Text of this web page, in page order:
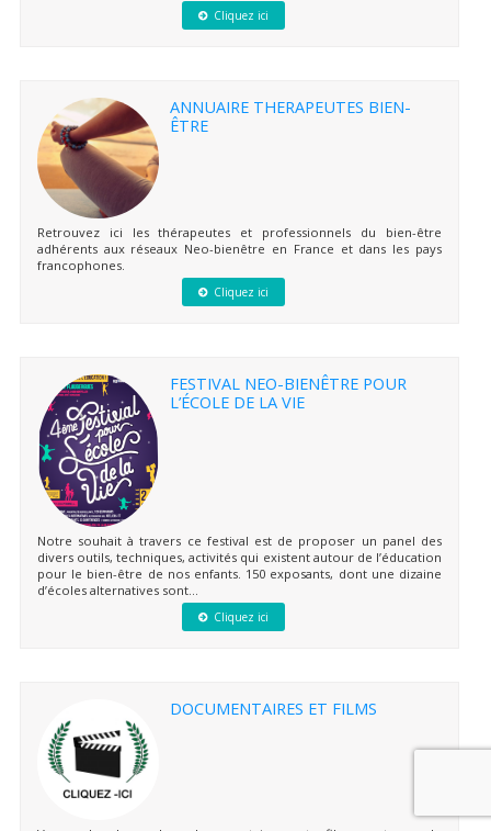
Cliquez ici
ANNUAIRE THERAPEUTES BIEN-
ÊTRE
Retrouvez ici les thérapeutes et professionnels du bien-être
adhérents aux réseaux Neo-bienêtre en France et dans les pays
francophones.
Cliquez ici
FESTIVAL NEO-BIENÊTRE POUR
L’ÉCOLE DE LA VIE
Notre souhait à travers ce festival est de proposer un panel des
divers outils, techniques, activités qui existent autour de l’éducation
pour le bien-être de nos enfants. 150 exposants, dont une dizaine
d’écoles alternatives sont...
Cliquez ici
DOCUMENTAIRES ET FILMS